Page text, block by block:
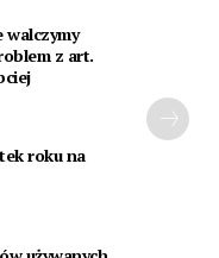
walczymy
z art.
roku na